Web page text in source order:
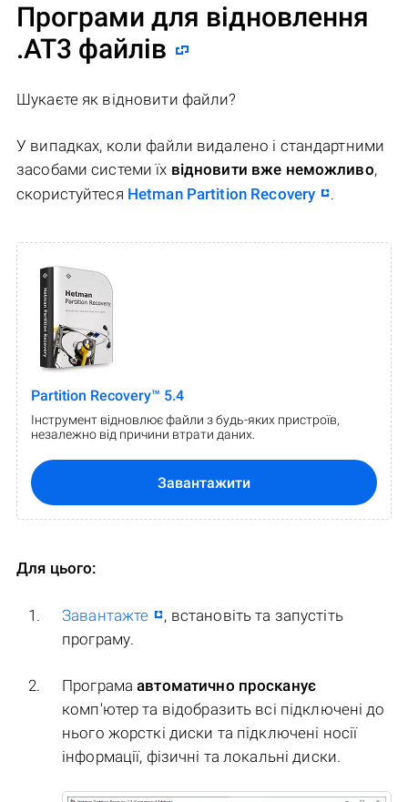
Програми для відновлення
.AT3 файлів
Шукаєте як відновити файли?
У випадках, коли файли видалено і стандартними
засобами системи їх відновити вже неможливо,
скористуйтеся Hetman Partition Recovery .
Partition Recovery™ 5.4
Інструмент відновлює файли з будь-яких пристроїв,
незалежно від причини втрати даних.
Завантажити
Для цього:
Завантажте
, встановіть та запустіть
програму.
Програмаавтоматично просканує
комп'ютер та відобразить всі підключені до
нього жорсткі диски та підключені носії
інформації, фізичні та локальні диски.